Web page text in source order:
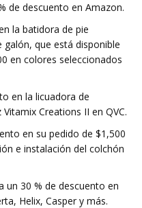
de descuento en Amazon.
la batidora de pie
galón, que está disponible
en colores seleccionados
en la licuadora de
Creations II en QVC.
en su pedido de $1,500
e instalación del colchón
un 30 % de descuento en
Helix, Casper y más.